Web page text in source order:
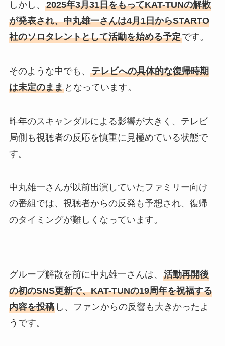
しかし、 2025年3月31日をもってKAT-TUNの解散
が発表され、中丸雄一さんは4月1日からSTARTO
社のソロタレントとして活動を始める予定です。
そのような中でも、 テレビへの具体的な復帰時期
は未定のままとなっています。
昨年のスキャンダルによる影響が大きく、テレビ
局側も視聴者の反応を慎重に見極めている状態で
す。
中丸雄一さんが以前出演していたファミリー向け
の番組では、視聴者からの反発も予想され、復帰
のタイミングが難しくなっています。
グループ解散を前に中丸雄一さんは、 活動再開後
の初のSNS更新で、KAT-TUNの19周年を祝福する
内容を投稿し、ファンからの反響も大きかったよ
うです。